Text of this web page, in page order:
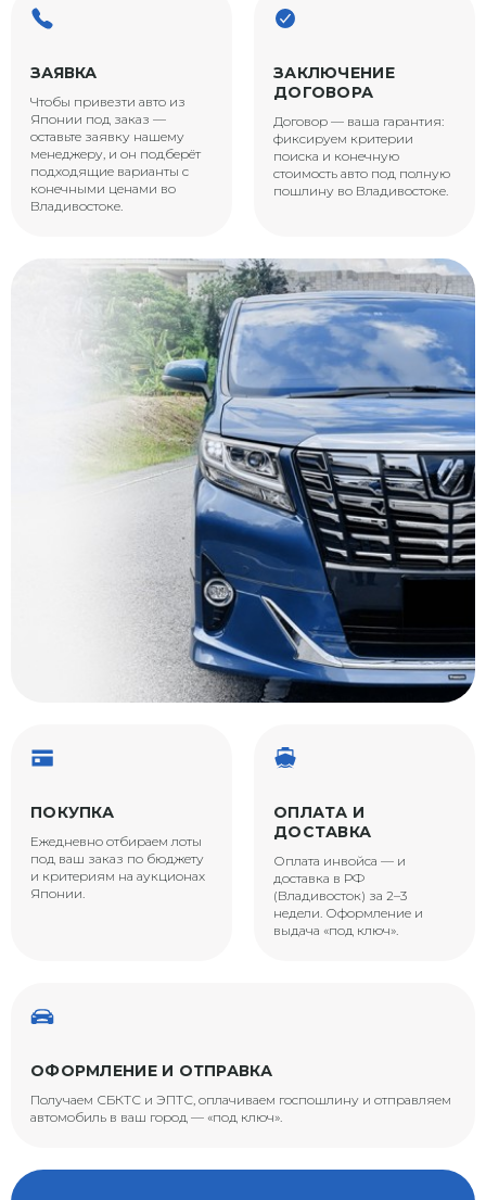
ЗАЯВКА
Чтобы привезти авто из
Японии под заказ —
оставьте заявку нашему
менеджеру, и он подберёт
подходящие варианты с
конечными ценами во
Владивостоке.
ЗАКЛЮЧЕНИЕ
ДОГОВОРА
Договор — ваша гарантия:
фиксируем критерии
поиска и конечную
стоимость авто под полную
пошлину во Владивостоке.
ПОКУПКА
Ежедневно отбираем лоты
под ваш заказ по бюджету
и критериям на аукционах
Японии.
ОПЛАТА И
ДОСТАВКА
Оплата инвойса — и
доставка в РФ
(Владивосток) за 2–3
недели. Оформление и
выдача «под ключ».
ОФОРМЛЕНИЕ И ОТПРАВКА
Получаем СБКТС и ЭПТС, оплачиваем госпошлину и отправляем
автомобиль в ваш город — «под ключ».